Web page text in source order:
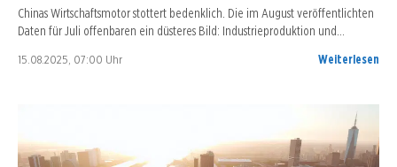
Chinas Wirtschaftsmotor stottert bedenklich. Die im August veröffentlichten
Daten für Juli offenbaren ein düsteres Bild: Industrieproduktion und…
15.08.2025, 07:00 Uhr Weiterlesen